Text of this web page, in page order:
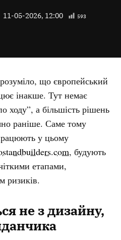
11-05-2026, 12:00 593
що європейський
інакше. Тут немає
ходу”, а більшість рішень
раніше. Саме тому
у цьому
, будують
етапами,
ризиків.
не з дизайну,